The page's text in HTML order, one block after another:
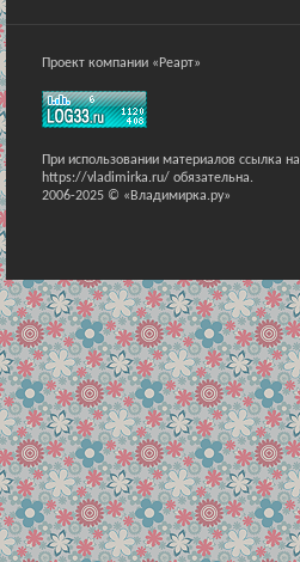
Проект компании «Реарт»
При использовании материалов ссылка на
https://vladimirka.ru/ обязательна.
2006-2025 © «Владимирка.ру»